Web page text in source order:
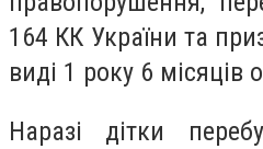
164 КК України та
виді 1 року 6 місяців
Наразі дітки